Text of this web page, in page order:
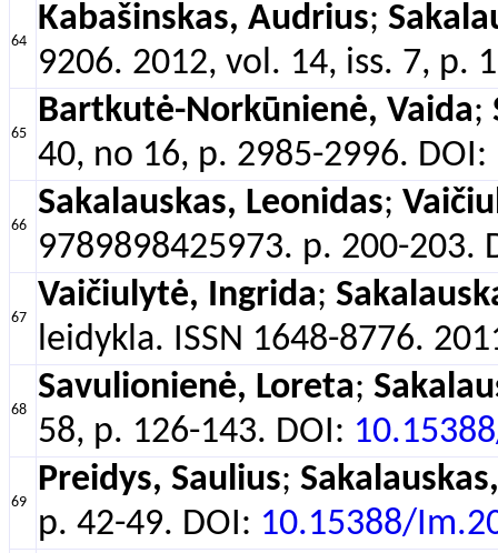
64
Kabašinskas, Audrius;
9206. 2012, vol. 14, iss. 7, p.
65
Bartkutė-Norkūnienė, Vaida;
40, no 16, p. 2985-2996. DOI:
66
Sakalauskas, Leonidas;
9789898425973. p. 200-203.
67
Vaičiulytė, Ingrida;
leidykla. ISSN 1648-8776.
68
Savulionienė, Loreta;
58, p. 126-143. DOI:
69
Preidys, Saulius;
p. 42-49. DOI: 10.15388/